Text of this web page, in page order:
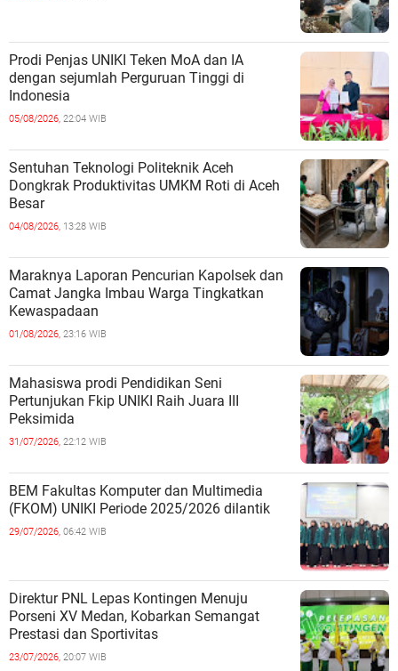
Prodi Penjas UNIKI Teken MoA dan IA
dengan sejumlah Perguruan Tinggi di
Indonesia
05/08/2026, 22:04 WIB
Sentuhan Teknologi Politeknik Aceh
Dongkrak Produktivitas UMKM Roti di Aceh
Besar
04/08/2026, 13:28 WIB
Maraknya Laporan Pencurian Kapolsek dan
Camat Jangka Imbau Warga Tingkatkan
Kewaspadaan
01/08/2026, 23:16 WIB
Mahasiswa prodi Pendidikan Seni
Pertunjukan Fkip UNIKI Raih Juara III
Peksimida
31/07/2026, 22:12 WIB
BEM Fakultas Komputer dan Multimedia
(FKOM) UNIKI Periode 2025/2026 dilantik
29/07/2026, 06:42 WIB
Direktur PNL Lepas Kontingen Menuju
Porseni XV Medan, Kobarkan Semangat
Prestasi dan Sportivitas
23/07/2026, 20:07 WIB